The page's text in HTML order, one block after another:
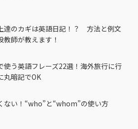
達のカギは英語日記！？ 方法と例文
教師が教えます！
使う英語フレーズ22選！海外旅行に行
丸暗記でOK
ない！“who”と“whom”の使い方